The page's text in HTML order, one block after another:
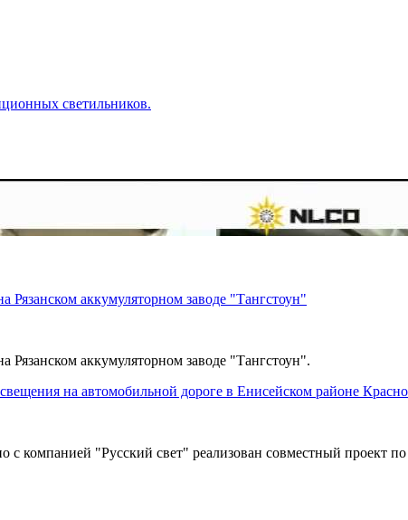
светильников.
Рязанском аккумуляторном заводе "Тангстоун"
Рязанском аккумуляторном заводе "Тангстоун".
на автомобильной дороге в Енисейском районе
компанией "Русский свет" реализован совместный проект